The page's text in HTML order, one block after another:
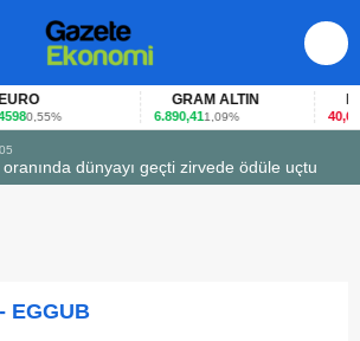
0,55%
GRAM ALTIN
6.890,411,09% 40,65-
oranında dünyayı geçti zirvede ödüle uçtu
EGGUB